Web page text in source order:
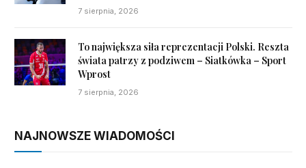
7 sierpnia, 2026
To największa siła reprezentacji Polski. Reszta
świata patrzy z podziwem – Siatkówka – Sport
Wprost
7 sierpnia, 2026
NAJNOWSZE WIADOMOŚCI